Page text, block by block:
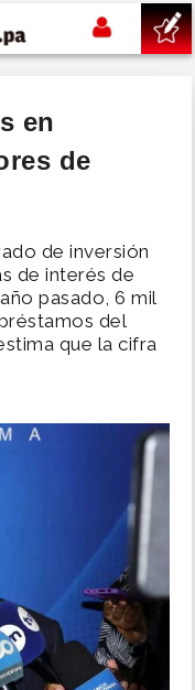
en
de
de inversión
de interés de
pasado, 6 mil
del
que la cifra